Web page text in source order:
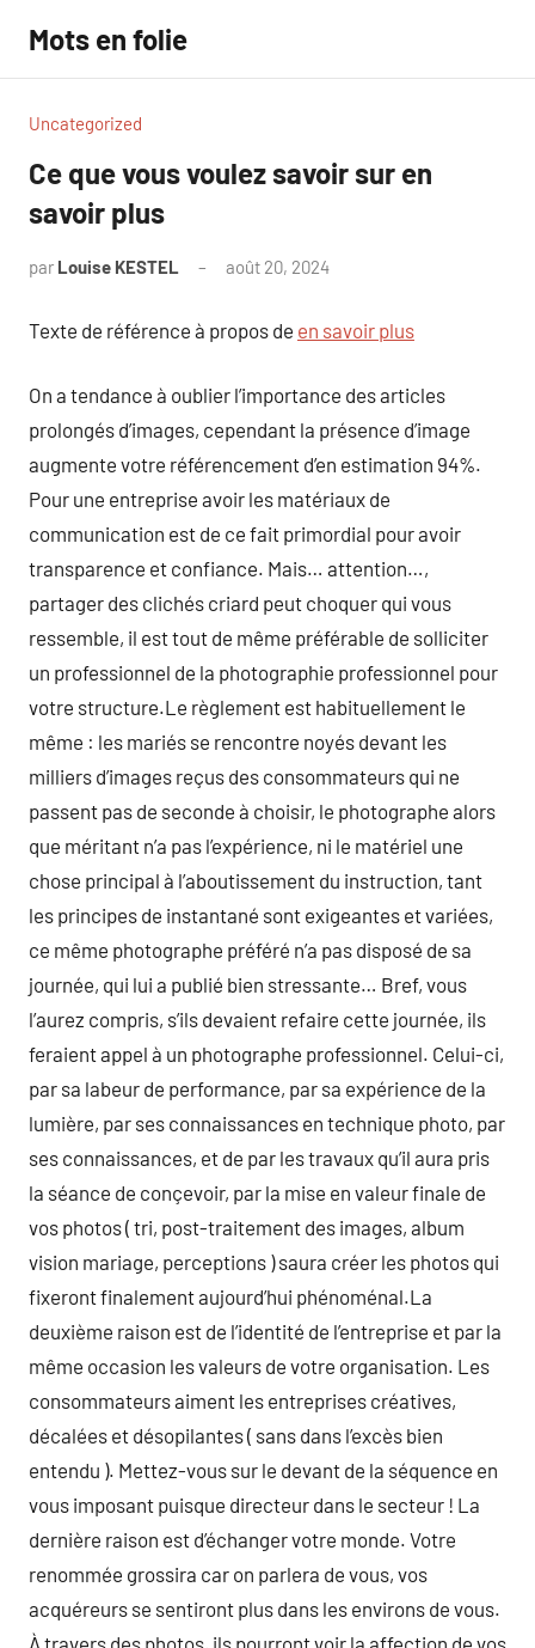
contenu
Mots en folie
Uncategorized
Ce que vous voulez savoir sur en
savoir plus
par Louise KESTEL août 20, 2024
Texte de référence à propos de en savoir plus
On a tendance à oublier l’importance des articles
prolongés d’images, cependant la présence d’image
augmente votre référencement d’en estimation 94%.
Pour une entreprise avoir les matériaux de
communication est de ce fait primordial pour avoir
transparence et confiance. Mais… attention…,
partager des clichés criard peut choquer qui vous
ressemble, il est tout de même préférable de solliciter
un professionnel de la photographie professionnel pour
votre structure.Le règlement est habituellement le
même : les mariés se rencontre noyés devant les
milliers d’images reçus des consommateurs qui ne
passent pas de seconde à choisir, le photographe alors
que méritant n’a pas l’expérience, ni le matériel une
chose principal à l’aboutissement du instruction, tant
les principes de instantané sont exigeantes et variées,
ce même photographe préféré n’a pas disposé de sa
journée, qui lui a publié bien stressante… Bref, vous
l’aurez compris, s’ils devaient refaire cette journée, ils
feraient appel à un photographe professionnel. Celui-ci,
par sa labeur de performance, par sa expérience de la
lumière, par ses connaissances en technique photo, par
ses connaissances, et de par les travaux qu’il aura pris
la séance de conçevoir, par la mise en valeur finale de
vos photos ( tri, post-traitement des images, album
vision mariage, perceptions ) saura créer les photos qui
fixeront finalement aujourd’hui phénoménal.La
deuxième raison est de l’identité de l’entreprise et par la
même occasion les valeurs de votre organisation. Les
consommateurs aiment les entreprises créatives,
décalées et désopilantes ( sans dans l’excès bien
entendu ). Mettez-vous sur le devant de la séquence en
vous imposant puisque directeur dans le secteur ! La
dernière raison est d’échanger votre monde. Votre
renommée grossira car on parlera de vous, vos
acquéreurs se sentiront plus dans les environs de vous.
À travers des photos, ils pourront voir la affection de vos